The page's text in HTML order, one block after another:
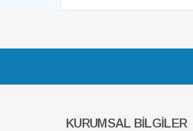
KURUMSAL BİLGİLER